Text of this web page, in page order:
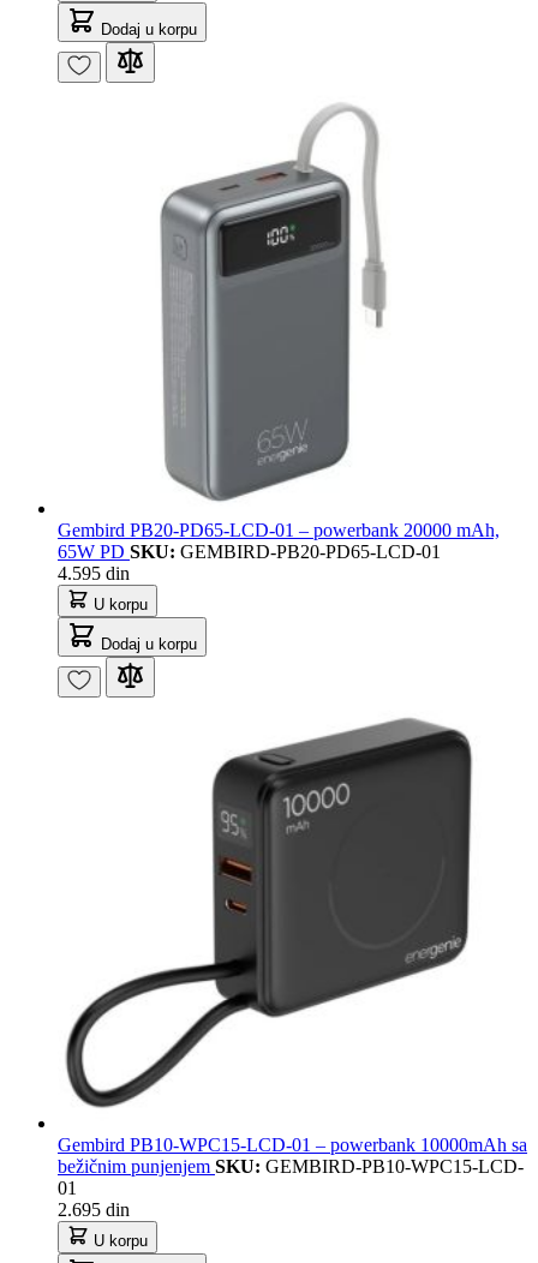
Dodaj u korpu
Gembird PB20-PD65-LCD-01 – powerbank 20000 mAh,
65W PD SKU: GEMBIRD-PB20-PD65-LCD-01
4.595 din
U korpu
Dodaj u korpu
Gembird PB10-WPC15-LCD-01 – powerbank 10000mAh sa
bežičnim punjenjem SKU: GEMBIRD-PB10-WPC15-LCD-
01
2.695 din
U korpu